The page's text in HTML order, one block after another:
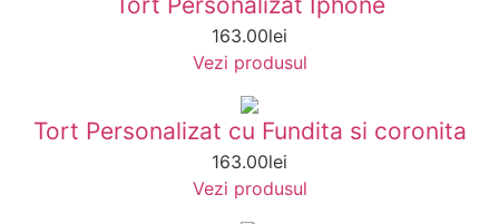
163.00lei
Vezi produsul
Tort Personalizat cu Fundita si coronita
163.00lei
Vezi produsul